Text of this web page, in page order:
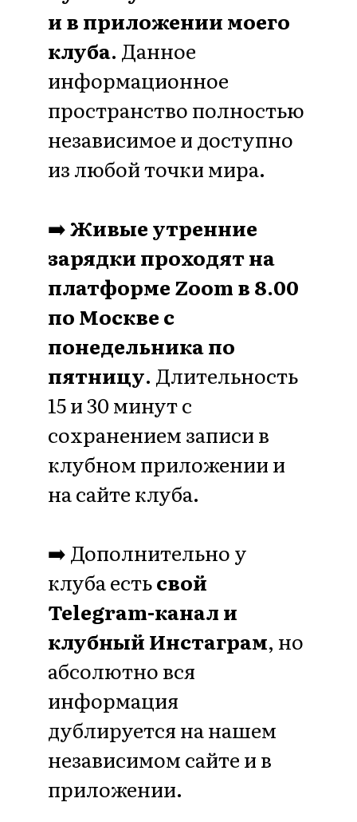
PRO-молодость?
Клуб естественного
омоложения,
оздоровления
PRO-молодость
возвращает молодость
и красоту
Сообщество женщин
меняет мышление на
взрослое и осознанное
создает фундамент
здоровья и долголетия
помогает каждой осознать
и принять собственную
ценность
закладывает базу уважения